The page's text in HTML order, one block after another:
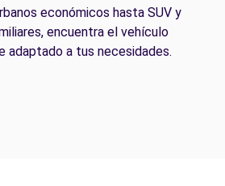
económicos hasta SUV y
encuentra el vehículo
adaptado a tus necesidades.